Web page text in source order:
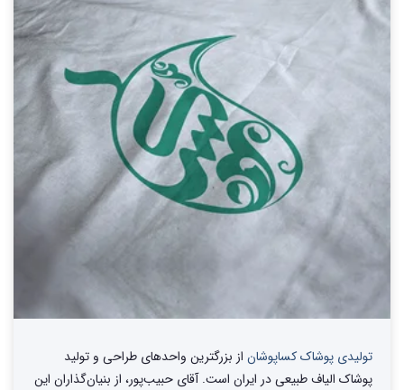
تولیدی پوشاک کساپوشان از بزرگترین واحد‌های طراحی و تولید‌
پوشاک الیاف طبیعی در ایران است. آقای حبیب‌پور، از بنیان‌گذاران این